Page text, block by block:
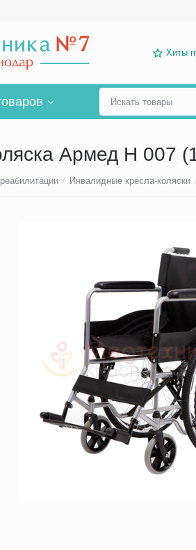
Хиты
Армед Н 007
/ Инвалидные кресла-коляски /